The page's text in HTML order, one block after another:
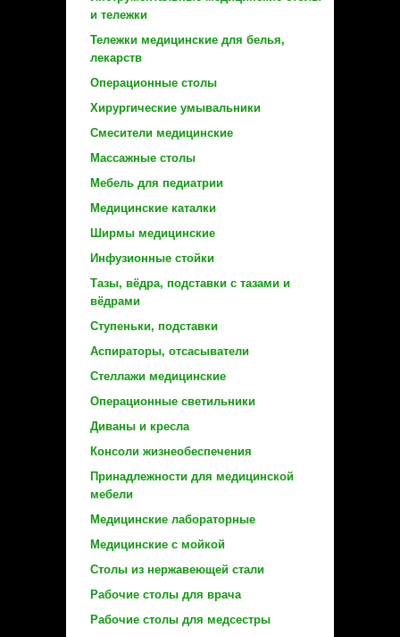
и тележки
Тележки медицинские для белья,
лекарств
Операционные столы
Хирургические умывальники
Смесители медицинские
Массажные столы
Мебель для педиатрии
Медицинские каталки
Ширмы медицинские
Инфузионные стойки
Тазы, вёдра, подставки с тазами и
вёдрами
Ступеньки, подставки
Аспираторы, отсасыватели
Стеллажи медицинские
Операционные светильники
Диваны и кресла
Консоли жизнеобеспечения
Принадлежности для медицинской
мебели
Медицинские лабораторные
Медицинские с мойкой
Столы из нержавеющей стали
Рабочие столы для врача
Рабочие столы для медсестры